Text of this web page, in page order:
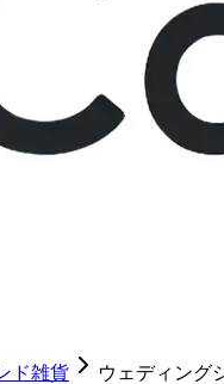
ド雑貨 ウェディング